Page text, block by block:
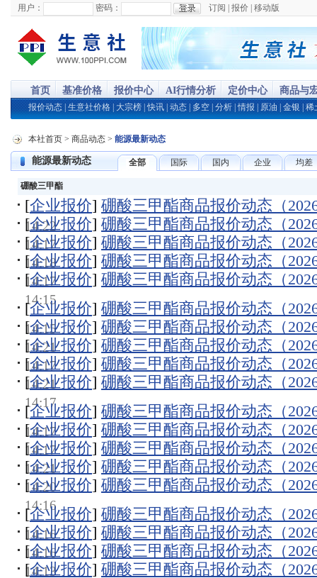
用户： 密码： 订阅 报价 移动版
首页 基准价格 报价中心 AI行情分析 定价中心 商品与
报价动态 生意社价格 大宗榜 |快讯 动态 多空 分析 |情报 原油 金银 稀
本社首页 > 商品动态 > 能源最新动态
能源最新动态 全部 国际 国内 企业 均差
硼酸三甲酯
[企业报价] 硼酸三甲酯商品报价动态（
14:22
[企业报价] 硼酸三甲酯商品报价动态（
14:17
[企业报价] 硼酸三甲酯商品报价动态（
14:18
[企业报价] 硼酸三甲酯商品报价动态（
14:17
[企业报价] 硼酸三甲酯商品报价动态（
14:15
[企业报价] 硼酸三甲酯商品报价动态（
14:15
[企业报价] 硼酸三甲酯商品报价动态（
14:21
[企业报价] 硼酸三甲酯商品报价动态（
14:17
[企业报价] 硼酸三甲酯商品报价动态（
14:21
[企业报价] 硼酸三甲酯商品报价动态（
14:17
[企业报价] 硼酸三甲酯商品报价动态（
14:17
[企业报价] 硼酸三甲酯商品报价动态（
14:17
[企业报价] 硼酸三甲酯商品报价动态（
14:21
[企业报价] 硼酸三甲酯商品报价动态（
14:20
[企业报价] 硼酸三甲酯商品报价动态（
14:16
[企业报价] 硼酸三甲酯商品报价动态（
14:16
[企业报价] 硼酸三甲酯商品报价动态（
14:16
[企业报价] 硼酸三甲酯商品报价动态（
14:13
[企业报价] 硼酸三甲酯商品报价动态（